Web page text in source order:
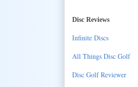
Disc Reviews
Infinite Discs
All Things Disc Golf
Disc Golf Reviewer